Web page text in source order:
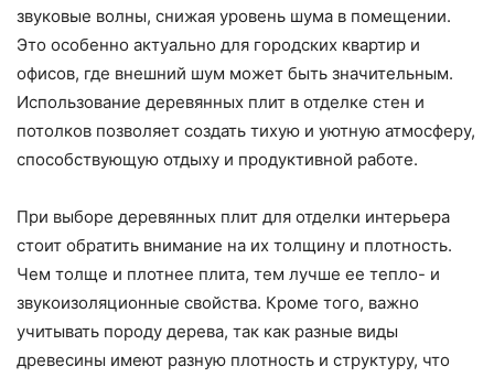
звуковые волны, снижая уровень шума в помещении.
Это особенно актуально для городских квартир и
офисов, где внешний шум может быть значительным.
Использование деревянных плит в отделке стен и
потолков позволяет создать тихую и уютную атмосферу,
способствующую отдыху и продуктивной работе.
При выборе деревянных плит для отделки интерьера
стоит обратить внимание на их толщину и плотность.
Чем толще и плотнее плита, тем лучше ее тепло- и
звукоизоляционные свойства. Кроме того, важно
учитывать породу дерева, так как разные виды
древесины имеют разную плотность и структуру, что